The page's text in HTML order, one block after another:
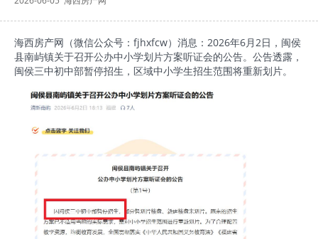
海西房产网（微信公众号：fjhxfcw）消息：2026年6月2日，闽侯
县南屿镇关于召开公办中小学划片方案听证会的公告。公告透露，
闽侯三中初中部暂停招生，区域中小学生招生范围将重新划片。